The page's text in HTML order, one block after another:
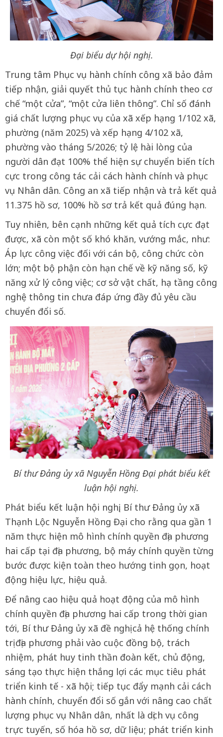
Đại biểu dự hội nghị.
Trung tâm Phục vụ hành chính công xã bảo đảm
tiếp nhận, giải quyết thủ tục hành chính theo cơ
chế “một cửa”, “một cửa liên thông”. Chỉ số đánh
giá chất lượng phục vụ của xã xếp hạng 1/102 xã,
phường (năm 2025) và xếp hạng 4/102 xã,
phường vào tháng 5/2026; tỷ lệ hài lòng của
người dân đạt 100% thể hiện sự chuyển biến tích
cực trong công tác cải cách hành chính và phục
vụ Nhân dân. Công an xã tiếp nhận và trả kết quả
11.375 hồ sơ, 100% hồ sơ trả kết quả đúng hạn.
Tuy nhiên, bên cạnh những kết quả tích cực đạt
được, xã còn một số khó khăn, vướng mắc, như:
Áp lực công việc đối với cán bộ, công chức còn
lớn; một bộ phận còn hạn chế về kỹ năng số, kỹ
năng xử lý công việc; cơ sở vật chất, hạ tầng công
nghệ thông tin chưa đáp ứng đầy đủ yêu cầu
chuyển đổi số.
Bí thư Đảng ủy xã Nguyễn Hồng Đại phát biểu kết
luận hội nghị.
Phát biểu kết luận hội nghị, Bí thư Đảng ủy xã
Thạnh Lộc Nguyễn Hồng Đại cho rằng qua gần 1
năm thực hiện mô hình chính quyền địa phương
hai cấp tại địa phương, bộ máy chính quyền từng
bước được kiện toàn theo hướng tinh gọn, hoạt
động hiệu lực, hiệu quả.
Để nâng cao hiệu quả hoạt động của mô hình
chính quyền địa phương hai cấp trong thời gian
tới, Bí thư Đảng ủy xã đề nghị cả hệ thống chính
trị địa phương phải vào cuộc đồng bộ, trách
nhiệm, phát huy tinh thần đoàn kết, chủ động,
sáng tạo thực hiện thắng lợi các mục tiêu phát
triển kinh tế - xã hội; tiếp tục đẩy mạnh cải cách
hành chính, chuyển đổi số gắn với nâng cao chất
lượng phục vụ Nhân dân, nhất là dịch vụ công
trực tuyến, số hóa hồ sơ, dữ liệu; phát triển kinh